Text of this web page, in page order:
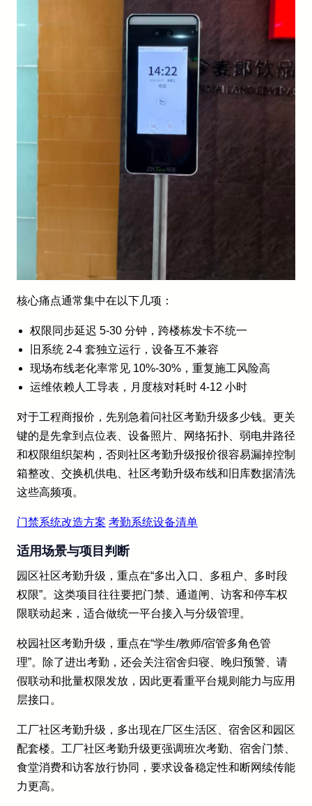
核心痛点通常集中在以下几项：
权限同步延迟 5-30 分钟，跨楼栋发卡不统一
旧系统 2-4 套独立运行，设备互不兼容
现场布线老化率常见 10%-30%，重复施工风险高
运维依赖人工导表，月度核对耗时 4-12 小时
对于工程商报价，先别急着问社区考勤升级多少钱。更关
键的是先拿到点位表、设备照片、网络拓扑、弱电井路径
和权限组织架构，否则社区考勤升级报价很容易漏掉控制
箱整改、交换机供电、社区考勤升级布线和旧库数据清洗
这些高频项。
门禁系统改造方案 考勤系统设备清单
适用场景与项目判断
园区社区考勤升级，重点在“多出入口、多租户、多时段
权限”。这类项目往往要把门禁、通道闸、访客和停车权
限联动起来，适合做统一平台接入与分级管理。
校园社区考勤升级，重点在“学生/教师/宿管多角色管
理”。除了进出考勤，还会关注宿舍归寝、晚归预警、请
假联动和批量权限发放，因此更看重平台规则能力与应用
层接口。
工厂社区考勤升级，多出现在厂区生活区、宿舍区和园区
配套楼。工厂社区考勤升级更强调班次考勤、宿舍门禁、
食堂消费和访客放行协同，要求设备稳定性和断网续传能
力更高。